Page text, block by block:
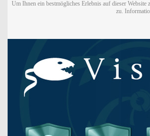
Um Ihnen ein bestmögliches Erlebnis auf dieser
zu.